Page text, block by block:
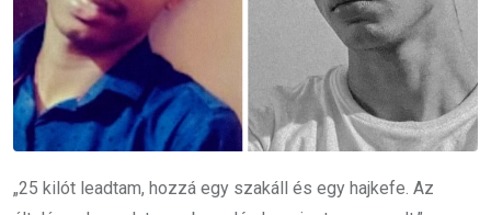
„25 kilót leadtam, hozzá egy szakáll és egy hajkefe. Az